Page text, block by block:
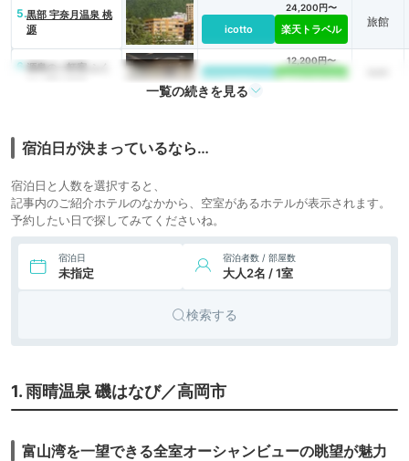
5.黒部 宇奈月温泉 桃
源
icotto
24,200円〜
楽天トラベル
旅館
6. 源泉の一軒宿 ふく
icotto
12,200円〜
楽天トラベル
宿 三楽園
一覧の続きを見る
宿泊日が決まっているなら…
宿泊日と人数を選択すると、
記事内のご紹介ホテルのなかから、空室があるホテルが表示されます。
予約したい日で探してみてくださいね。
宿泊日
未指定
宿泊者数 / 部屋数
大人2名 / 1室
検索する
1. 雨晴温泉 磯はなび／高岡市
富山湾を一望できる全室オーシャンビューの眺望が魅力